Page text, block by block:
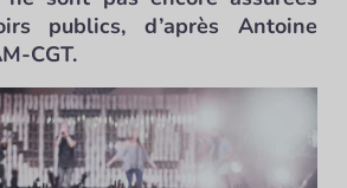
publics, d’après Antoine
CGT.